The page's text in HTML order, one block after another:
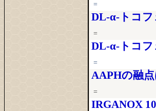
=
DL-α-トコフ
=
DL-α-トコフ
=
AAPHの融
=
IRGANOX